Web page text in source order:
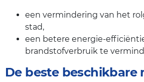
een vermindering van het
stad,
een betere energie-
brandstofverbruik te
De beste beschikbare